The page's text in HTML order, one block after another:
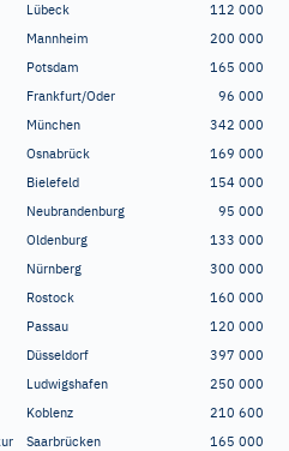
Lübeck 112 000
Mannheim 200 000
Potsdam 165 000
Frankfurt/Oder 96 000
München 342 000
Osnabrück 169 000
Bielefeld 154 000
Neubrandenburg 95 000
Oldenburg 133 000
Nürnberg 300 000
Rostock 160 000
Passau 120 000
Düsseldorf 397 000
Ludwigshafen 250 000
Koblenz 210 600
Saarbrücken 165 000